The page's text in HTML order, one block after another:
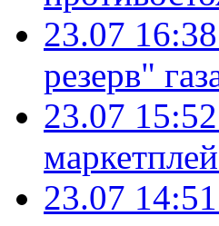
23.07 16:38
резерв"
23.07 15:52
23.07 14:51